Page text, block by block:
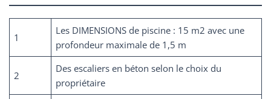
1
Les DIMENSIONS de piscine : 15 m2 avec une
profondeur maximale de 1,5 m
2
Des escaliers en béton selon le choix du
propriétaire